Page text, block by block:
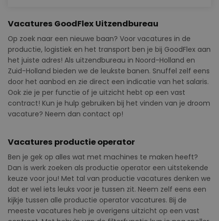
Vacatures GoodFlex Uitzendbureau
Op zoek naar een nieuwe baan? Voor vacatures in de
productie, logistiek en het transport ben je bij GoodFlex aan
het juiste adres! Als uitzendbureau in Noord-Holland en
Zuid-Holland bieden we de leukste banen. Snuffel zelf eens
door het aanbod en zie direct een indicatie van het salaris.
Ook zie je per functie of je uitzicht hebt op een vast
contract! Kun je hulp gebruiken bij het vinden van je droom
vacature? Neem dan contact op!
Vacatures productie operator
Ben je gek op alles wat met machines te maken heeft?
Dan is werk zoeken als productie operator een uitstekende
keuze voor jou! Met tal van productie vacatures denken we
dat er wel iets leuks voor je tussen zit. Neem zelf eens een
kijkje tussen alle productie operator vacatures. Bij de
meeste vacatures heb je overigens uitzicht op een vast